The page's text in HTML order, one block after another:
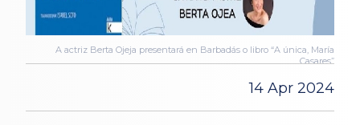
A actriz Berta Ojeja presentará en Barbadás o libro “A única, María
Casares”
14 Apr 2024